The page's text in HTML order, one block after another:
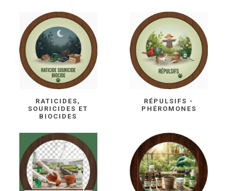
RATICIDES,
SOURICIDES ET
BIOCIDES
RÉPULSIFS -
PHÉROMONES